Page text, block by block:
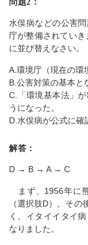
問題2：
水俣病などの公害
庁が整備されてい
に並び替えなさい。
A.環境庁（現在の環
B.公害対策の基本と
C.「環境基本法」
うになった。
D.水俣病が公式に確
解答：
D → B → A → C
まず、1956年に
（選択肢D）。そ
く、イタイイタイ
なりました。